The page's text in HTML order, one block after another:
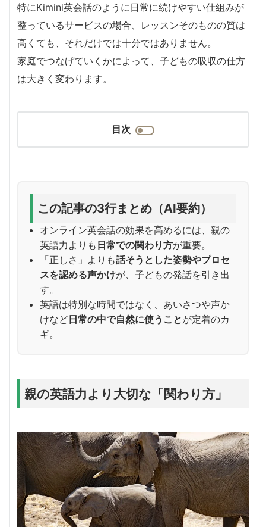
特にKimini英会話のように日常に続けやすい仕組みが
整っているサービスの場合、レッスンそのものの質は
高くても、それだけでは十分ではありません。
家庭でつなげていくかによって、子どもの吸収の仕方
は大きく変わります。
目次
この記事の3行まとめ（AI要約）
オンライン英会話の効果を高めるには、親の
英語力よりも 日常での関わり方が重要。
「正しさ」よりも話そうとした姿勢やプロセ
スを認める声かけが、子どもの発話を引き出
す。
英語は特別な時間ではなく、あいさつや声か
けなど日常の中で自然に使うことが定着のカ
ギ。
親の英語力より大切な「関わり方」